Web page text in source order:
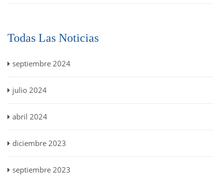
Todas Las Noticias
septiembre 2024
julio 2024
abril 2024
diciembre 2023
septiembre 2023